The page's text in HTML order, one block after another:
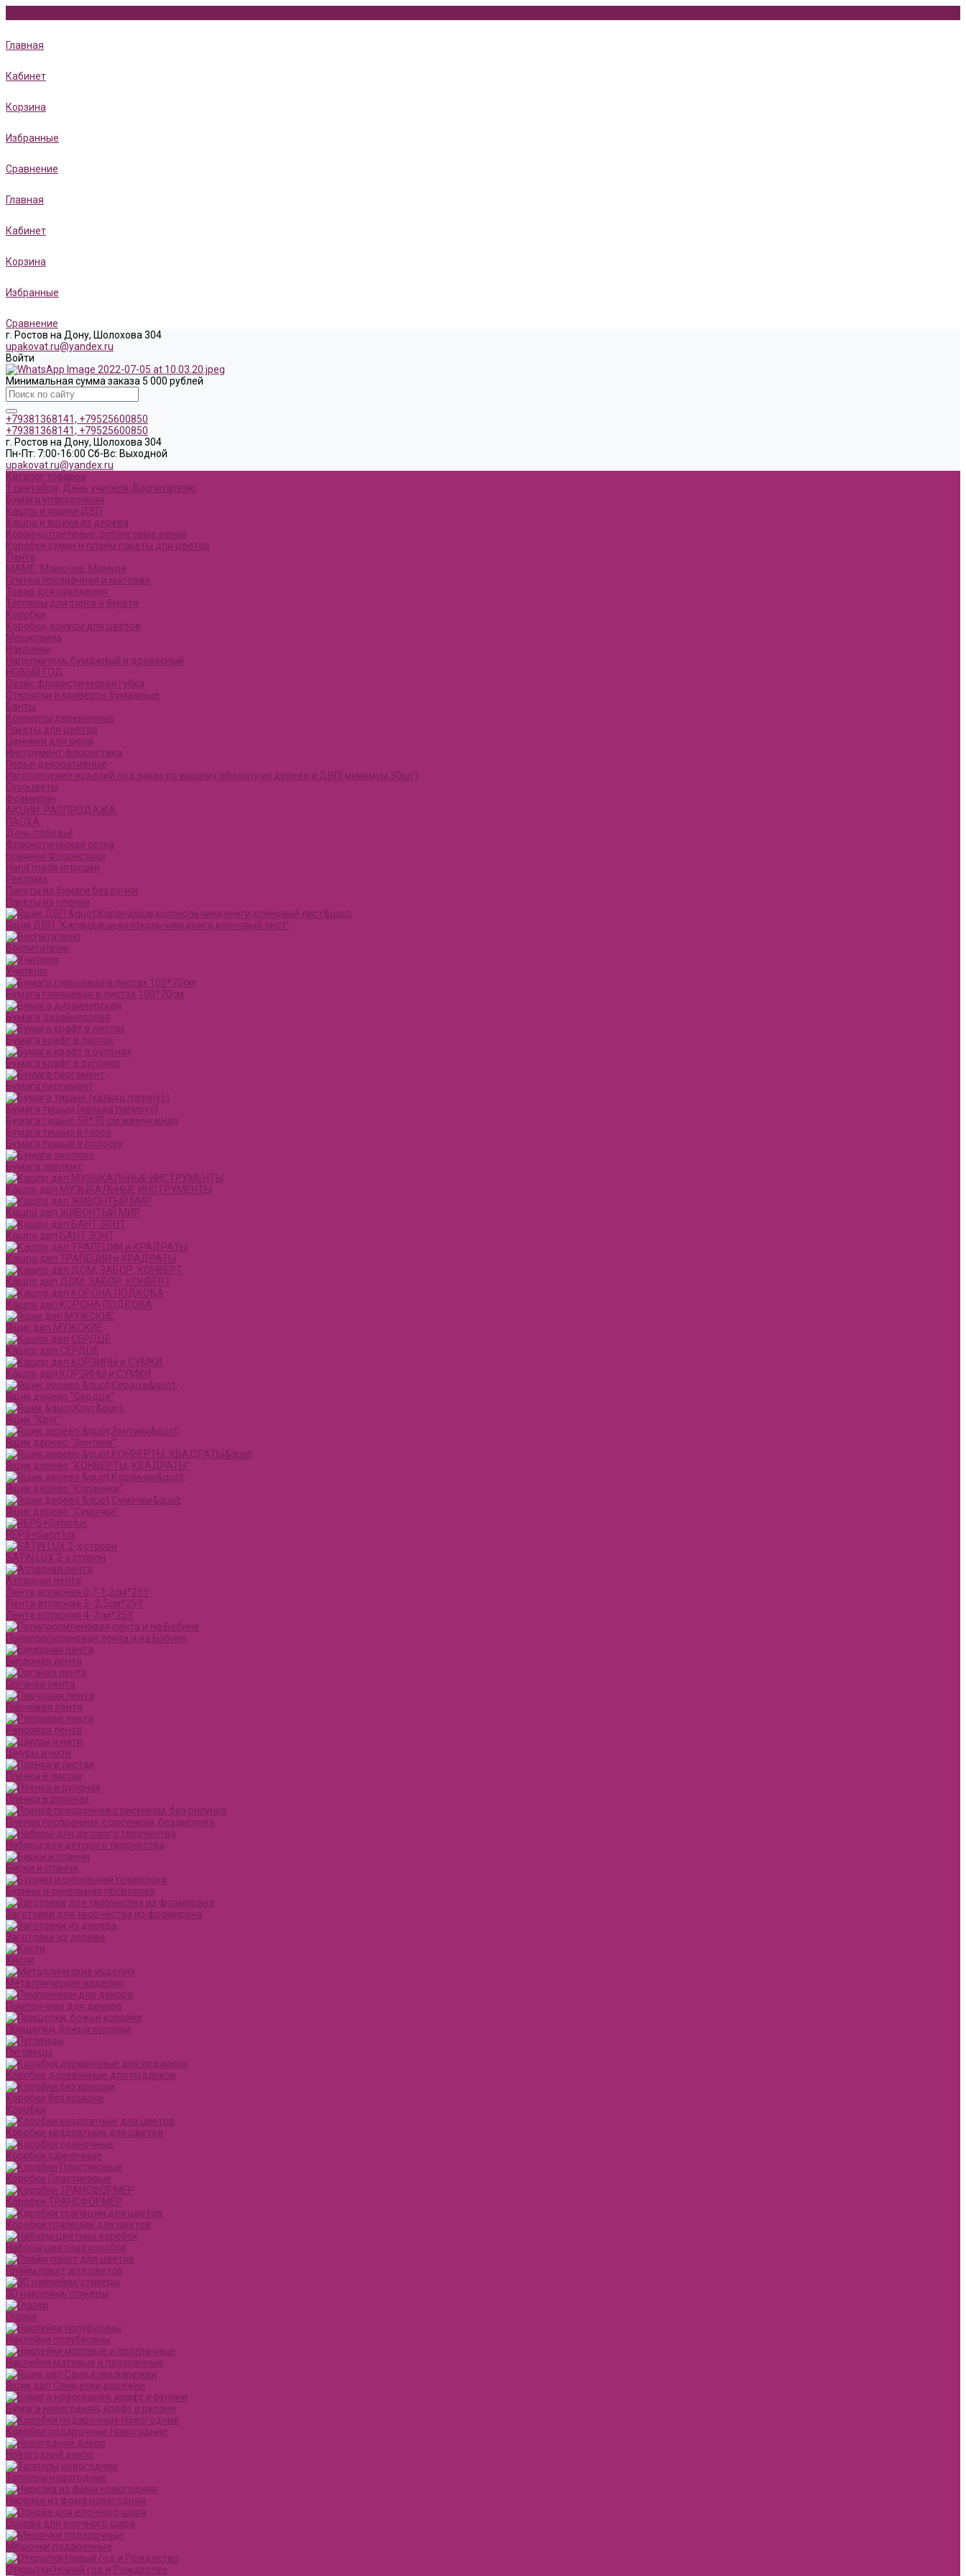
Главная
Кабинет
Корзина
Избранные
Сравнение
Главная
Кабинет
Корзина
Избранные
Сравнение
г. Ростов на Дону, Шолохова 304
upakovat.ru@yandex.ru
Войти
Минимальная сумма заказа 5 000 рублей
+79381368141, +79525600850
+79381368141, +79525600850
г. Ростов на Дону, Шолохова 304
Пн-Пт: 7:00-16:00 Cб-Вс: Выходной
upakovat.ru@yandex.ru
Каталог товаров
1 сентября, День учителя, Воспитателю
Бумага упаковочная
Кашпо и ящики ДВП
Кашпо и ящики из дерева
Корзины плетеные, ротанговые венки
Коробки сумки и плайм пакеты для цветов
Лента
МАМЕ, Мамочке, Мамуле
Пленка прозрачная и матовая
Товар для рукоделия
Топперы для торта и букета
Коробки
Коробки, конусы для цветов
Мешковина
Наклейки
Наполнитель бумажный и древесный
НОВЫЙ ГОД
Оазис флористическая губка
Открытки и конверты бумажные
Банты
Конверты деревянные
Пакеты для цветов
Ценники для мела
Инструмент флористика
Перья декоративные
Изготовление изделий под заказ по вашему образцу из дерева и ДВП(минимум 30шт)
Сухоцветы
Фоамиран
АКЦИИ, РАСПРОДАЖА.
ПАСХА
День победы!
Флористическая сетка
Новинки Флористики
Hand made игрушки
Реклама
Пакеты из бумаги без ручки
Пакеты из пленки
Ящик ДВП "Карандаши,колокольчики,книги,кленовый лист"
Воспитателю
Учителю
Бумага глянцевая в листах 100*70см
Бумага дизайнерская
Бумага крафт в листах
Бумага крафт в рулонах
Бумага пергамент
Бумага тишью (калька папирус)
Бумага тишью 50*70 см жемчужная
Бумага тишью в горох
Бумага тишью в полоску
Бумага эколюкс
Кашпо двп МУЗЫКАЛЬНЫЕ ИНСТРУМЕНТЫ
Кашпо двп ЖИВОНТЫЙ МИР
Кашпо двп БАНТ ЗОНТ
Кашпо двп ТРАПЕЦИИ и КРАДРАТЫ
Кашпо двп ДОМ, ЗАБОР, КОНВЕРТ
Кашпо двп КОРОНА ПОДКОВА
Ящик двп МУЖСКИЕ
Кашпо двп СЕРДЦЕ
Кашпо двп КОРЗИНЫ и СУМКИ
Ящик дерево "Сердце"
Ящик "Круг"
Ящик дерево "Зонтики"
Ящик дерево "КОНВЕРТЫ, КВАДРАТЫ"
Ящик дерево "Корзинки"
Ящик дерево "Сумочки"
REPS+Satin lux
SATIN LUX 2-х сторон
Атласная лента
Лента атласная 0,7-1,2см*25Y
Лента атласная 2- 2,5см*25Y
Лента атласная 4-7см*25Y
Полипропиленовая лента и на Бобине
Бисерная лента
Органза лента
Парчовая лента
Репсовая лента
Шнуры и нити
Пленка в листах
Пленка в рулонах
Пленка прозрачная с рисунком, без рисунка
Наборы для детского творчества
Бирки и спанчи
Бусины и синельная проволока
Заготовки для творчества из фоамирана
Заготовки из дерева
Кисти
Металлические изделия
Помпончики для декора
Прищепки, божьи коровки
Пуговицы
Коробки деревянные для подарков
Коробки без крышки
Коробки
Коробки квадратные для цветов
Коробки одиночные
Коробки Пластиковые
Коробки ТРАНСФОРМЕР
Коробки трапеции для цветов
Наборы цветных коробок
Плайм пакет для цветов
3D наклейки/стикеры
Глазки
Наклейки полубусины
Наклейки матовые и прозрачные
Ящик двп Сани,ёлки,варежки
Бумага новогодняя, крафт в рулоне
Коробки подарочные Новогодние
Новогодний декор
Топперы новогодние
Нарезка из фома новогодняя
Основа для елочного шара
Мешочки подарочные
Открытки Новый год и Рождество